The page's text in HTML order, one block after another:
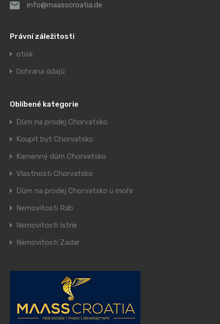
info@maasscroatia.de
Právní záležitosti
otisk
Ochrana údajů
Oblíbené kategorie
Dům na prodej Chorvatsko
Koupit byt Chorvatsko
Kamenný dům Chorvatsko
Vlastnosti Chorvatsko
Dům na prodej Chorvatsko u moře
Nemovitosti Rab
Nemovitosti Istrie
Nemovitosti Zadar